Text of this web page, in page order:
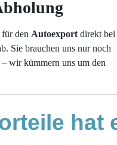
den Autoexport direkt bei
Sie brauchen uns nur noch
wir kümmern uns um den
hat